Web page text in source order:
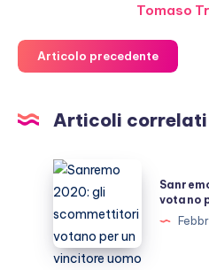
Tomaso
Articolo precedente
Articoli correlati
Sanremo
2020:
gli
scommettitori
votano
votano